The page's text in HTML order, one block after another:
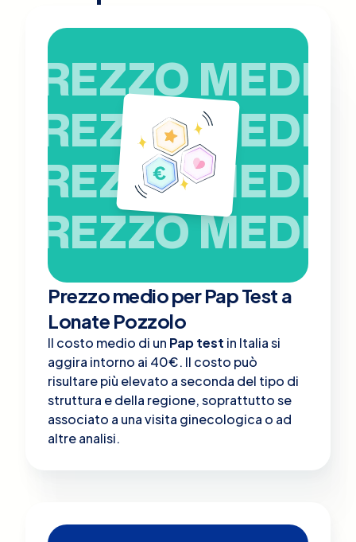
PREZZO MEDIO
PREZZO MEDIO
PREZZO MEDIO
PREZZO MEDIO
Prezzo medio per Pap Test a
Lonate Pozzolo
Il costo medio di un Pap test in Italia si
aggira intorno ai 40€. Il costo può
risultare più elevato a seconda del tipo di
struttura e della regione, soprattutto se
associato a una visita ginecologica o ad
altre analisi​.